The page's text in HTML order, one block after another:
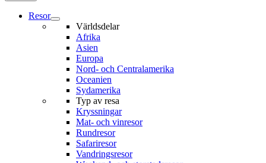
Resor
Världsdelar
Afrika
Asien
Europa
Nord- och Centralamerika
Oceanien
Sydamerika
Typ av resa
Kryssningar
Mat- och vinresor
Rundresor
Safariresor
Vandringsresor